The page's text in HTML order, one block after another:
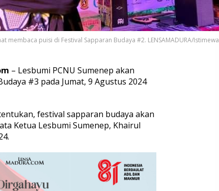
membaca puisi di Festival Sapparan Budaya #2. LENSAMADURA/Istimewa
– Lesbumi PCNU Sumenep akan
#3 pada Jumat, 9 Agustus 2024
festival sapparan budaya akan
Ketua Lesbumi Sumenep, Khairul